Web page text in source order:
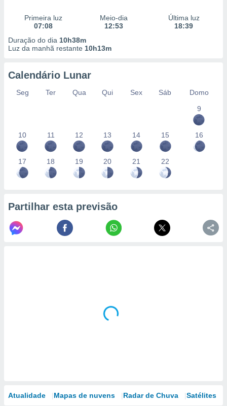
Primeira luz
07:08
Meio-dia
12:53
Última luz
18:39
Duração do dia 10h38m
Luz da manhã restante 10h13m
Calendário Lunar
Seg Ter Qua Qui Sex Sáb
Domo
9
10 11 12 13 14 15 16
17 18 19 20 21 22
Partilhar esta previsão
Atualidade Mapas de nuvens Radar de Chuva Satélites